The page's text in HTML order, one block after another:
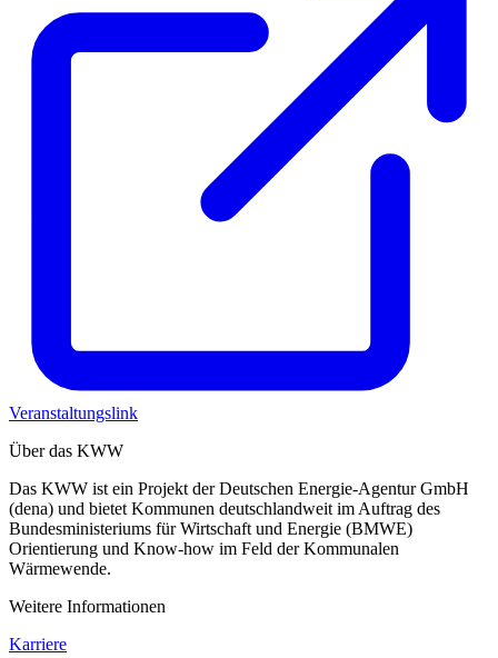
Veranstaltungslink
Über das KWW
Das KWW ist ein Projekt der Deutschen Energie-Agentur GmbH
(dena) und bietet Kommunen deutschlandweit im Auftrag des
Bundesministeriums für Wirtschaft und Energie (BMWE)
Orientierung und Know-how im Feld der Kommunalen
Wärmewende.
Weitere Informationen
Karriere